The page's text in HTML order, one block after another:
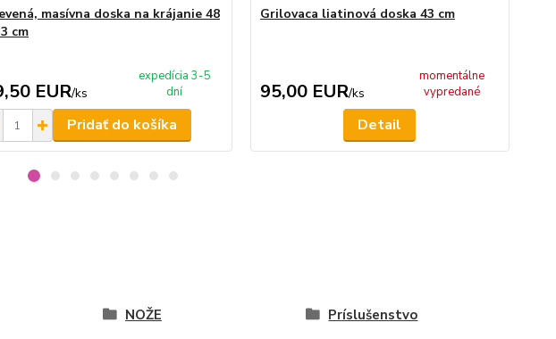
masívna doska na krájanie 48
cm
EUR/ks
expedícia 3-5
dní
Pridať do košíka
Grilovaca liatinová doska 43 cm
95,00 EUR/ks
momentálne
vypredané
Detail
NOŽE Príslušenstvo